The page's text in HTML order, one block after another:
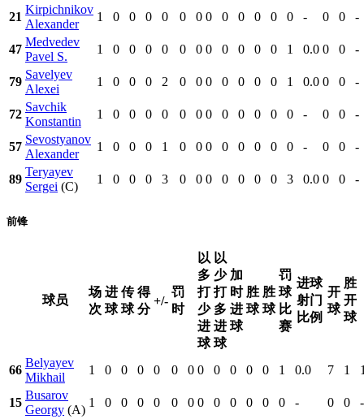
21
Kirpichnikov
Alexander
1 0 0 0 0 0 0 0 0 0 0 0 0 - 0 0 -
47
Medvedev
Pavel S.
1 0 0 0 0 0 0 0 0 0 0 0 1 0.0 0 0 -
79
Savelyev
Alexei
1 0 0 0 2 0 0 0 0 0 0 0 1 0.0 0 0 -
72
Savchik
Konstantin
1 0 0 0 0 0 0 0 0 0 0 0 0 - 0 0 -
57
Sevostyanov
Alexander
1 0 0 0 1 0 0 0 0 0 0 0 0 - 0 0 -
89
Teryayev
Sergei (C)
1 0 0 0 3 0 0 0 0 0 0 0 3 0.0 0 0 -
前锋
球员
场
次
进
球
传
球
得
分
+/-
罚
时
以
多
打
少
进
球
以
少
打
多
进
球
加
时
进
球
胜
球
胜
球
罚
球
比
赛
进球
射门
比例
开
球
胜
开
球
66
Belyayev
Mikhail
1 0 0 0 0 0 0 0 0 0 0 0 1 0.0 7 1
15
Busarov
Georgy (A)
1 0 0 0 0 0 0 0 0 0 0 0 0 - 0 0 -